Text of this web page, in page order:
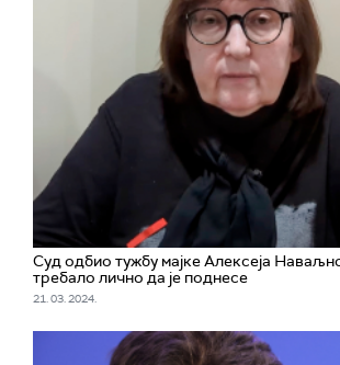
Суд одбио тужбу мајке Алексеја
требало лично да је поднесе
21. 03. 2024.